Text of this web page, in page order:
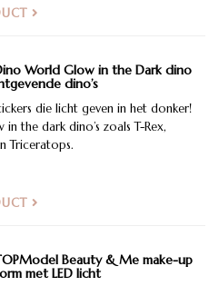
World Glow in the Dark dino
dino’s
die licht geven in het donker!
in the dark dino’s zoals T-Rex,
Triceratops.
Beauty & Me make-up
met LED licht